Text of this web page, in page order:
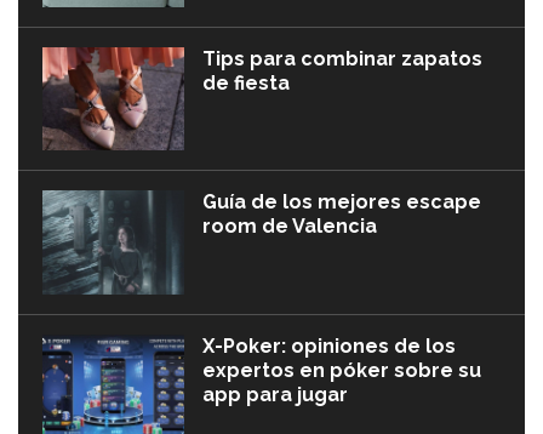
Tips para combinar zapatos
de fiesta
Guía de los mejores escape
room de Valencia
X-Poker: opiniones de los
expertos en póker sobre su
app para jugar